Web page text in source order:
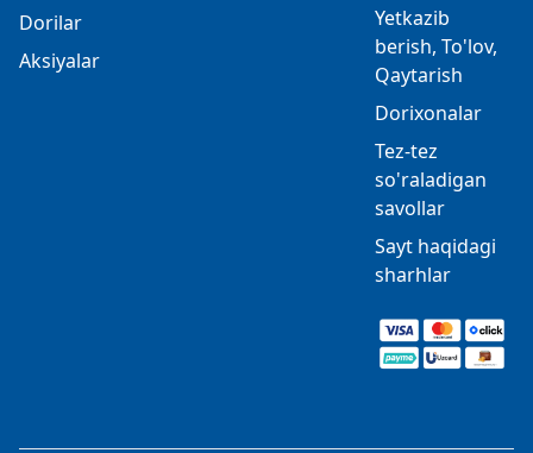
Dorilar
Aksiyalar
Yetkazib
berish, To'lov,
Qaytarish
Dorixonalar
Tez-tez
so'raladigan
savollar
Sayt haqidagi
sharhlar